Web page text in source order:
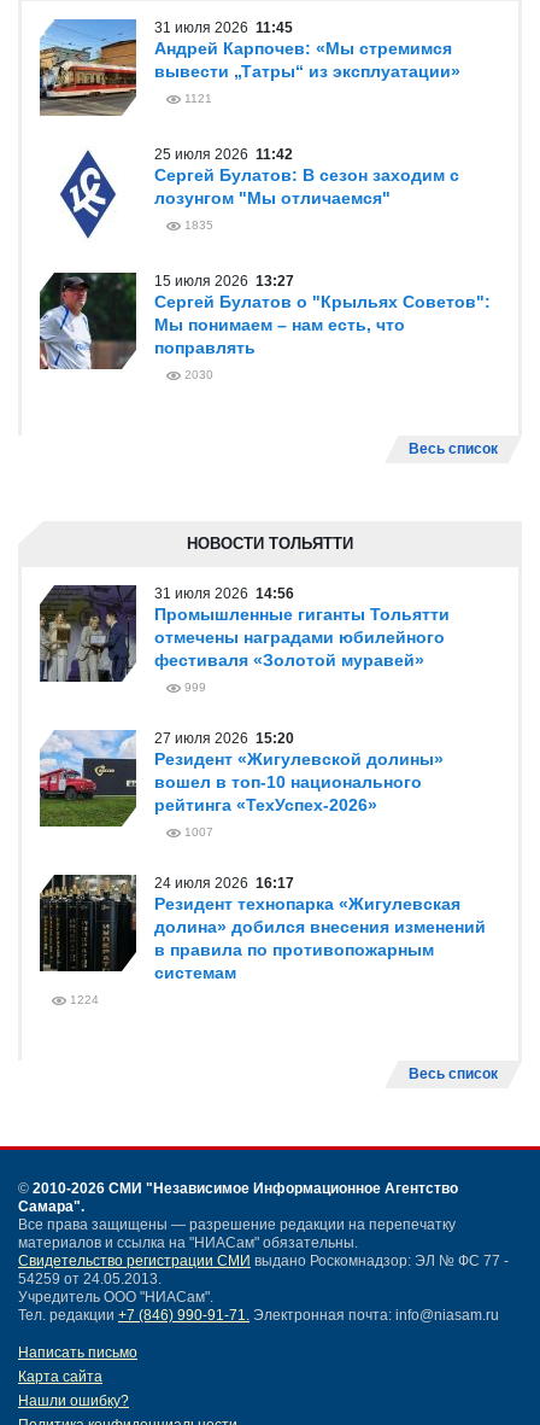
31 июля 2026 11:45
Андрей Карпочев: «Мы стремимся
вывести „Татры“ из эксплуатации»
1121
25 июля 2026 11:42
Сергей Булатов: В сезон заходим с
лозунгом "Мы отличаемся"
1835
15 июля 2026 13:27
Сергей Булатов о "Крыльях Советов":
Мы понимаем – нам есть, что
поправлять
2030
Весь список
НОВОСТИ ТОЛЬЯТТИ
31 июля 2026 14:56
Промышленные гиганты Тольятти
отмечены наградами юбилейного
фестиваля «Золотой муравей»
999
27 июля 2026 15:20
Резидент «Жигулевской долины»
вошел в топ-10 национального
рейтинга «ТехУспех-2026»
1007
24 июля 2026 16:17
Резидент технопарка «Жигулевская
долина» добился внесения изменений
в правила по противопожарным
системам
1224
Весь список
© 2010-2026 СМИ
"Независимое Информационное Агентство
Самара" .
Все права защищены — разрешение редакции на перепечатку
материалов и ссылка на "НИАСам" обязательны.
Свидетельство регистрации СМИ выдано Роскомнадзор: ЭЛ № ФС 77 -
54259 от 24.05.2013.
Учредитель ООО "НИАСам".
Тел. редакции +7 (846) 990-91-71. Электронная почта: info@niasam.ru
Написать письмо
Карта сайта
Нашли ошибку?